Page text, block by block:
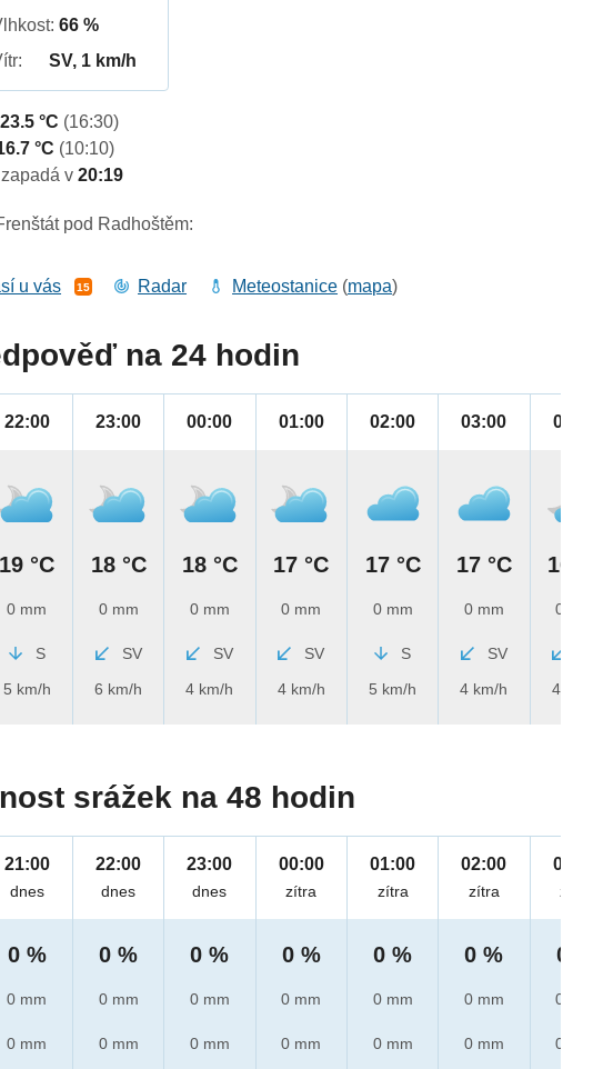
66 %
SV, 1 km/h
23.5 °C (16:30)
°C (10:10)
v20:19
pod Radhoštěm:
u vás 15 Radar Meteostanice (mapa)
na 24 hodin
22:00
19 °C
0 mm
S
5 km/h
23:00
18 °C
0 mm
SV
6 km/h
00:00
18 °C
0 mm
SV
4 km/h
01:00
17 °C
0 mm
SV
4 km/h
02:00
17 °C
0 mm
S
5 km/h
03:00
17 °C
0 mm
SV
4 km/h
04:00
16 °C
0 mm
4 km/h
srážek na 48 hodin
21:00
dnes
0 %
0 mm
0 mm
22:00
dnes
0 %
0 mm
0 mm
23:00
dnes
0 %
0 mm
0 mm
00:00
zítra
0 %
0 mm
0 mm
01:00
zítra
0 %
0 mm
0 mm
02:00
zítra
0 %
0 mm
0 mm
03:00
zítra
0 %
0 mm
0 mm